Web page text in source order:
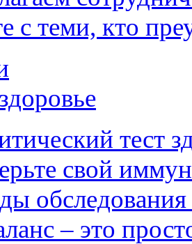
с теми, кто
тест
свой
обследования
– это